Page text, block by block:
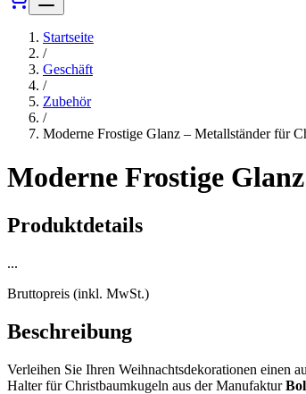
Startseite
/
Geschäft
/
Zubehör
/
Moderne Frostige Glanz – Metallständer für
Moderne Frostige
Produktdetails
...
Bruttopreis (inkl. MwSt.)
Beschreibung
Verleihen Sie Ihren Weihnachtsdekorationen einen
Halter für Christbaumkugeln aus der Manufaktur